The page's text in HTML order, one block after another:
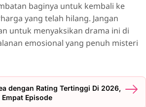
baginya untuk kembali ke
yang telah hilang. Jangan
untuk menyaksikan drama ini di
emosional yang penuh misteri
dengan Rating Tertinggi Di 2026,
Episode